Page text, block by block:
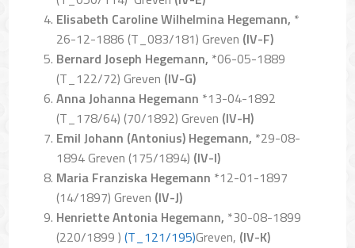
Elisabeth Caroline Wilhelmina Hegemann, *
26-12-1886 (T_083/181) Greven (IV-F)
Bernard Joseph Hegemann, *06-05-1889
(T_122/72) Greven (IV-G)
Anna Johanna Hegemann *13-04-1892
(T_178/64) (70/1892) Greven (IV-H)
Emil Johann (Antonius) Hegemann, *29-08-
1894 Greven (175/1894) (IV-I)
Maria Franziska Hegemann *12-01-1897
(14/1897) Greven (IV-J)
Henriette Antonia Hegemann, *30-08-1899
(220/1899 )(T_121/195)Greven, (IV-K)